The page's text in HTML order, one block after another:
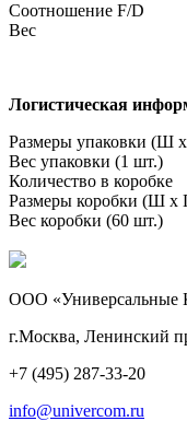
Соотношение F/D
Вес
Логистическая
Размеры упаковки (Ш
Вес упаковки (1 шт.)
Количество в коробке
Размеры коробки (Ш x
Вес коробки (60 шт.)
ООО «Универсальные
г.Москва, Ленинский
+7 (495) 287-33-20
info@univercom.ru